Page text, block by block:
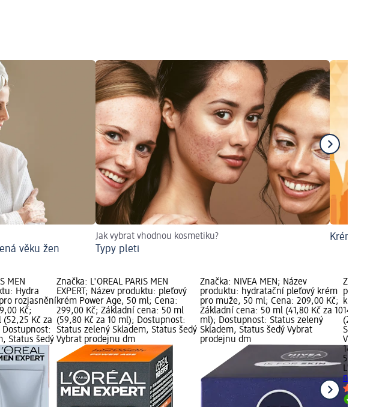
věku žen
Jak vybrat vhodnou kosmetiku?
Typy pleti
Krémy na
MEN
Hydra
rozjasnění
Kč;
Kč za
Dostupnost:
Status šedý
Značka: L'ORÉAL PARiS MEN
EXPERT; Název produktu: pleťový
krém Power Age, 50 ml; Cena:
299,00 Kč; Základní cena: 50 ml
(59,80 Kč za 10 ml); Dostupnost:
Status zelený Skladem, Status šedý
Vybrat prodejnu dm
Značka: NIVEA MEN; Název
produktu: hydratační pleťový krém
pro muže, 50 ml; Cena: 209,00 Kč;
Základní cena: 50 ml (41,80 Kč za 10
ml); Dostupnost: Status zelený
Skladem, Status šedý Vybrat
prodejnu dm
Značka:
produktu:
krém
149,00 Kč;
(29,80 Kč
Status
Vybrat
149,00 Kč
50 ml
L'ORÉAL
noční krém